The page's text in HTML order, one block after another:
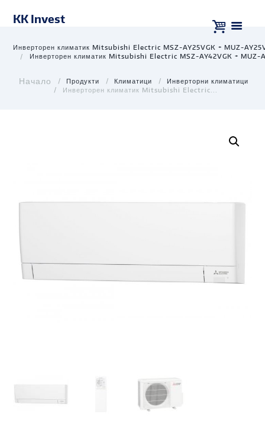
KK Invest
Инверторен климатик Mitsubishi Electric MSZ-AY25VGK + MUZ-
Инверторен климатик Mitsubishi Electric MSZ-AY42VGK + MUZ-
Продукти Климатици
Инверторни климатици
Инверторен климатик Mitsubishi Electric...